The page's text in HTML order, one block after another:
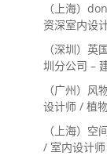
（上海）
资深室内设
系主管 / 设
（深圳）
圳分公司 –
内设计师 /
（广州）风
设计师 / 植
（上海）
/ 室内设计师